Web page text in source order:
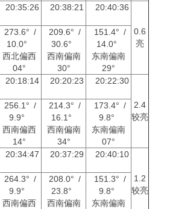
20:35:26 20:38:21 20:40:36
0.6
亮
273.6° /
10.0°
西北偏西
04°
209.6° /
30.6°
西南偏南
30°
151.4° /
14.0°
东南偏南
29°
20:18:14 20:20:23 20:22:30
2.4
较亮
256.1° /
9.9°
西南偏西
14°
214.3° /
16.1°
西南偏南
34°
173.4° /
9.8°
东南偏南
07°
20:34:47 20:37:29 20:40:10
1.2
较亮
264.3° /
9.9°
西南偏西
208.0° /
23.8°
西南偏南
151.3° /
9.8°
东南偏南